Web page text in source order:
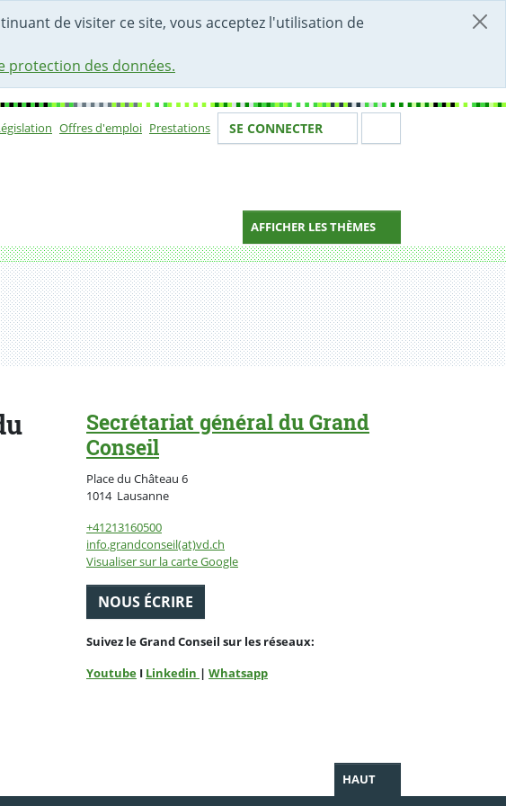
de visiter ce site, vous acceptez l'utilisation de
protection des données.
Offres d'emploi Prestations Votre identité
SE CONNECTER
AFFICHER LES THÈMES
Secrétariat général du Grand
Conseil
Place du Château 6
1014 LausanneSuisse
+41213160500
info.grandconseil(at)vd.ch
Visualiser sur la carte Google
NOUS ÉCRIRE
Suivez le Grand Conseil sur les réseaux:
Youtube I Linkedin | Whatsapp
HAUT